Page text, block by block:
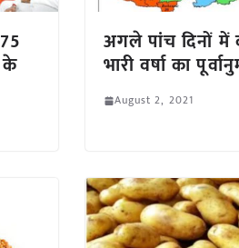
के
अगले पांच दिनों में
भारी वर्षा का
August 2, 2021